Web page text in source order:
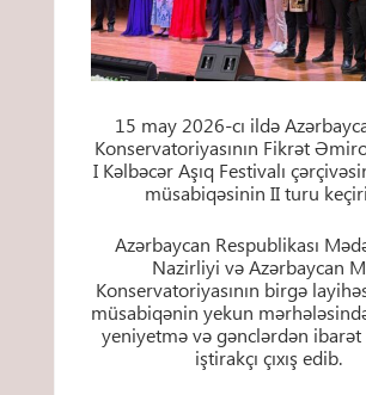
15 may 2026-cı ildə
Konservatoriyasının Fikrət
I Kəlbəcər Aşıq Festivalı
müsabiqəsinin II turu
Azərbaycan Respublikası
Nazirliyi və Azərbaycan
Konservatoriyasının birgə
müsabiqənin yekun
yeniyetmə və gənclərdən
iştirakçı çıxış edib.